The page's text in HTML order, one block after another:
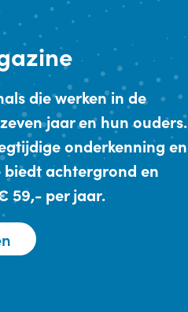
die werken in de
jaar en hun ouders.
onderkenning en
achtergrond en
59,- per jaar.